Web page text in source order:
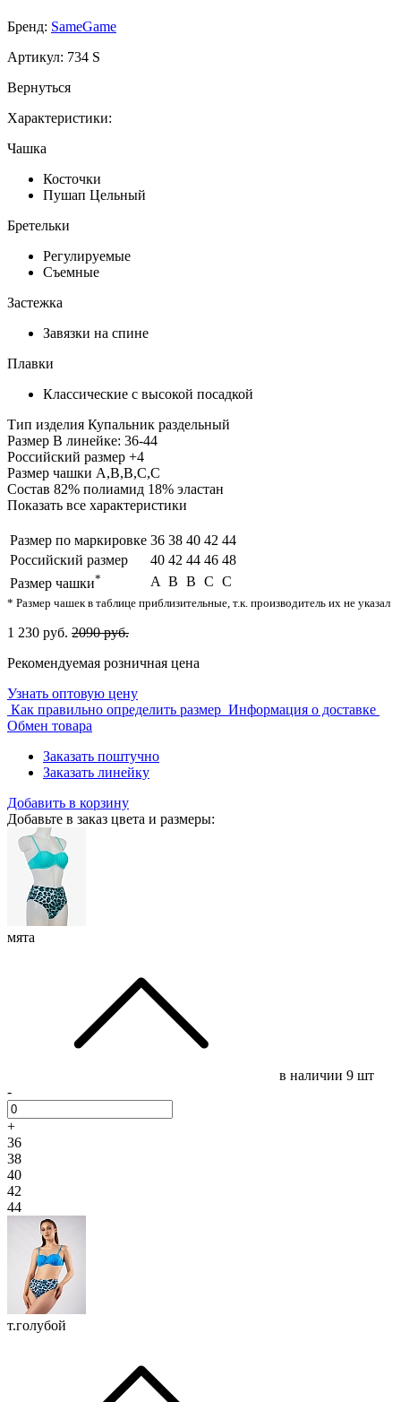
Бренд: SameGame
Артикул: 734 S
Вернуться
Характеристики:
Чашка
Косточки
Пушап Цельный
Бретельки
Регулируемые
Съемные
Застежка
Завязки на спине
Плавки
Классические с высокой посадкой
Тип изделия Купальник раздельный
Размер В линейке: 36-44
Российский размер +4
Размер чашки A,B,B,C,C
Состав 82% полиамид 18% эластан
Показать все характеристики
Размер по маркировке 36 38 40 42 44
Российский размер
40 42 44 46 48
Размер чашки* A B B C C
* Размер чашек в таблице приблизительные, т.к. производитель их не указал
1 230 руб. 2090 руб.
Рекомендуемая розничная цена
Узнать оптовую цену
Как правильно определить размер Информация о доставке
Обмен товара
Заказать поштучно
Заказать линейку
Добавить в корзину
Добавьте в заказ цвета и размеры:
мята
в наличии 9 шт
-
+
36
38
40
42
44
т.голубой